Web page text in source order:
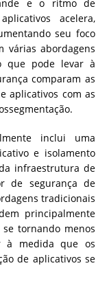
e o ritmo de
acelera,
seu foco
várias abordagens
que pode levar à
comparam as
aplicativos com as
inclui uma
e isolamento
infraestrutura de
de segurança de
tradicionais
principalmente
tornando menos
à medida que os
de aplicativos se